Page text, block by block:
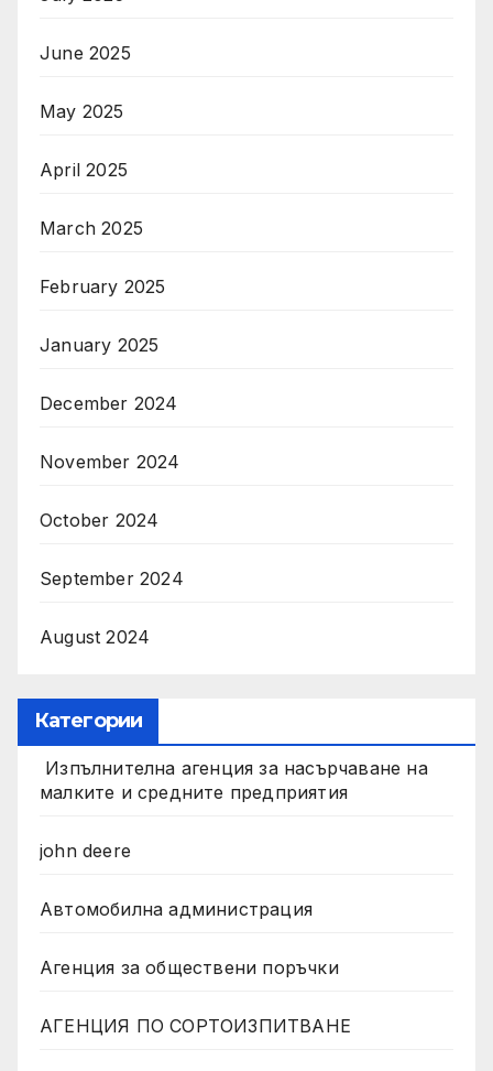
June 2025
May 2025
April 2025
March 2025
February 2025
January 2025
December 2024
November 2024
October 2024
September 2024
August 2024
Категории
Изпълнителна агенция за насърчаване на
малките и средните предприятия
john deere
Автомобилна администрация
Агенция за обществени поръчки
АГЕНЦИЯ ПО СОРТОИЗПИТВАНЕ